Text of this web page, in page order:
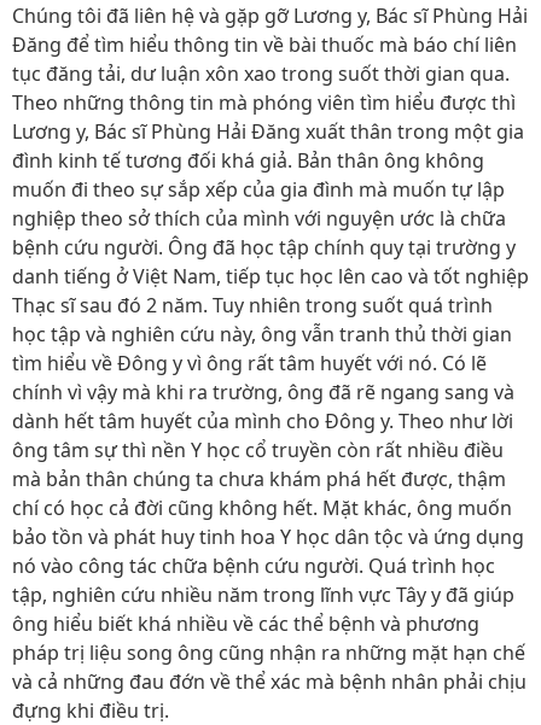
Chúng tôi đã liên hệ và gặp gỡ Lương y, Bác sĩ Phùng Hải
Đăng để tìm hiểu thông tin về bài thuốc mà báo chí liên
tục đăng tải, dư luận xôn xao trong suốt thời gian qua.
Theo những thông tin mà phóng viên tìm hiểu được thì
Lương y, Bác sĩ Phùng Hải Đăng xuất thân trong một gia
đình kinh tế tương đối khá giả. Bản thân ông không
muốn đi theo sự sắp xếp của gia đình mà muốn tự lập
nghiệp theo sở thích của mình với nguyện ước là chữa
bệnh cứu người. Ông đã học tập chính quy tại trường y
danh tiếng ở Việt Nam, tiếp tục học lên cao và tốt nghiệp
Thạc sĩ sau đó 2 năm. Tuy nhiên trong suốt quá trình
học tập và nghiên cứu này, ông vẫn tranh thủ thời gian
tìm hiểu về Đông y vì ông rất tâm huyết với nó. Có lẽ
chính vì vậy mà khi ra trường, ông đã rẽ ngang sang và
dành hết tâm huyết của mình cho Đông y. Theo như lời
ông tâm sự thì nền Y học cổ truyền còn rất nhiều điều
mà bản thân chúng ta chưa khám phá hết được, thậm
chí có học cả đời cũng không hết. Mặt khác, ông muốn
bảo tồn và phát huy tinh hoa Y học dân tộc và ứng dụng
nó vào công tác chữa bệnh cứu người. Quá trình học
tập, nghiên cứu nhiều năm trong lĩnh vực Tây y đã giúp
ông hiểu biết khá nhiều về các thể bệnh và phương
pháp trị liệu song ông cũng nhận ra những mặt hạn chế
và cả những đau đớn về thể xác mà bệnh nhân phải chịu
đựng khi điều trị.